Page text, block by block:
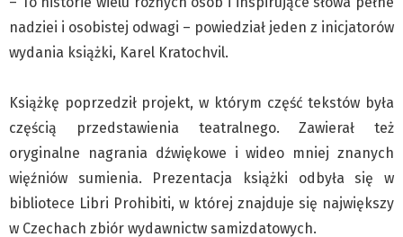
Podróże
Nauka
Młodzi
Przedszkola
Szkoły podstawowe
Szkoły średnie
nadziei i osobistej odwagi – powiedział jeden z inicjatorów
wydania książki, Karel Kratochvil.
Książkę poprzedził projekt, w którym część tekstów była
częścią przedstawienia teatralnego. Zawierał też
oryginalne nagrania dźwiękowe i wideo mniej znanych
więźniów sumienia. Prezentacja książki odbyła się w
bibliotece Libri Prohibiti, w której znajduje się największy
w Czechach zbiór wydawnictw samizdatowych.